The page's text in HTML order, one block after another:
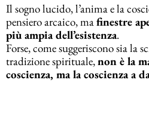
Il sogno lucido, l’anima e la
pensiero arcaico, mafinestre
più ampia dell’esistenza.
Forse, come suggeriscono sia la
tradizione spirituale,non è la
coscienza, ma la coscienza a